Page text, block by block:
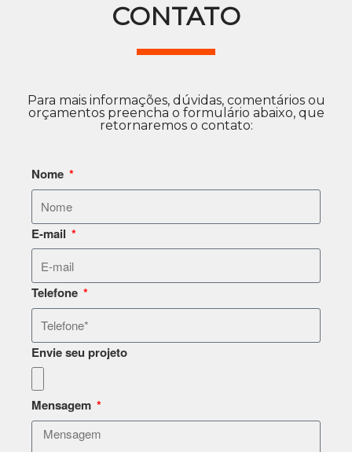
CONTATO
Para mais informações, dúvidas, comentários ou
orçamentos preencha o formulário abaixo, que
retornaremos o contato:
Nome
E-mail
Telefone
Envie seu projeto
Mensagem